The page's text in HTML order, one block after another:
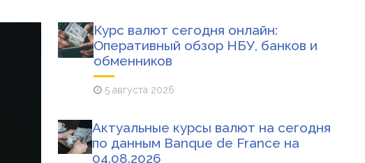
Курс валют сегодня онлайн:
Оперативный обзор НБУ, банков и
обменников
5 августа 2026
Актуальные курсы валют на сегодня
по данным Banque de France на
04.08.2026